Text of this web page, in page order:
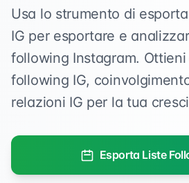
Usa lo strumento di
IG per esportare e
following Instagram.
following IG,
relazioni IG per la tua
Esporta Liste